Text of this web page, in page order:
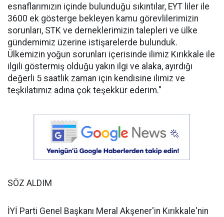
esnaflarımızın içinde bulunduğu sıkıntılar, EYT liler ile
3600 ek gösterge bekleyen kamu görevlilerimizin
sorunları, STK ve derneklerimizin talepleri ve ülke
gündemimiz üzerine istişarelerde bulunduk.
Ülkemizin yoğun sorunları içerisinde ilimiz Kırıkkale ile
ilgili göstermiş olduğu yakın ilgi ve alaka, ayırdığı
değerli 5 saatlik zaman için kendisine ilimiz ve
teşkilatımız adına çok teşekkür ederim."
SÖZ ALDIM
İYİ Parti Genel Başkanı Meral Akşener'in Kırıkkale'nin